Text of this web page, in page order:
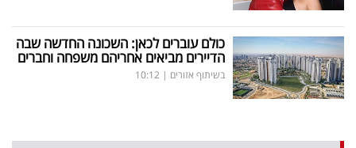
כולם עוברים לכאן: השכונה החדשה שבה
הדיירים מביאים אחריהם משפחה וחברים
בשיתוף אזורים |
10:12